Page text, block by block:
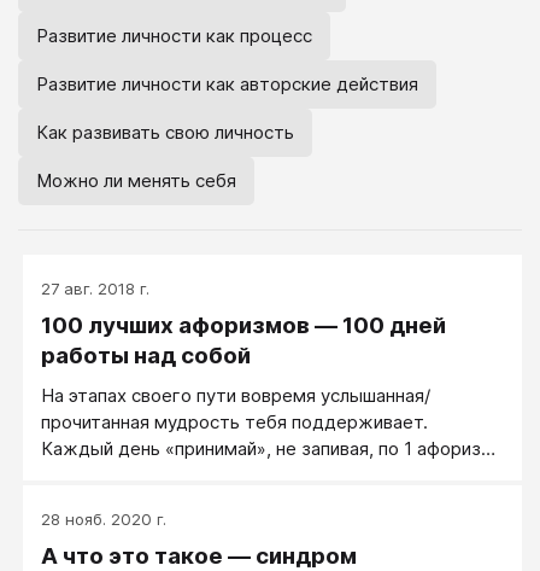
Развитие личности как процесс
Развитие личности как авторские действия
Как развивать свою личность
Можно ли менять себя
27 авг. 2018 г.
100 лучших афоризмов — 100 дней
работы над собой
На этапах своего пути вовремя услышанная/
прочитанная мудрость тебя поддерживает.
Каждый день «принимай», не запивая, по 1 афоризму
28 нояб. 2020 г.
А что это такое — синдром